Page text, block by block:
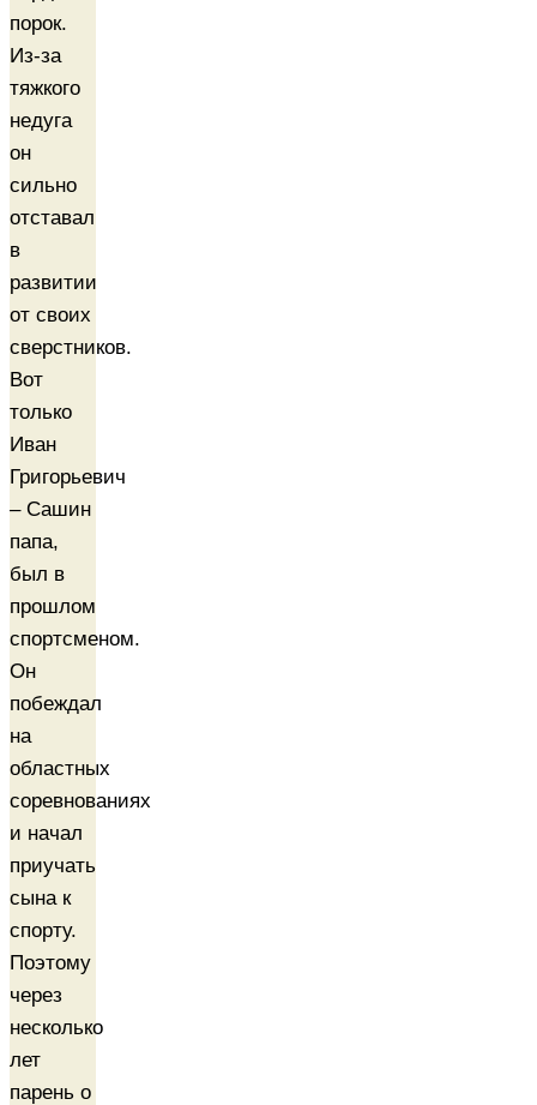
порок.
Из-за
тяжкого
недуга
он
сильно
отставал
в
развитии
от своих
сверстников.
Вот
только
Иван
Григорьевич
– Сашин
папа,
был в
прошлом
спортсменом.
Он
побеждал
на
областных
соревнованиях
и начал
приучать
сына к
спорту.
Поэтому
через
несколько
лет
парень о